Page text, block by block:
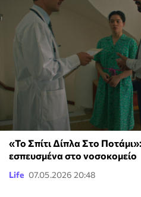
«Το Σπίτι Δίπλα Στο
εσπευσμένα στο νοσοκομείο
Life 07.05.2026 20:48